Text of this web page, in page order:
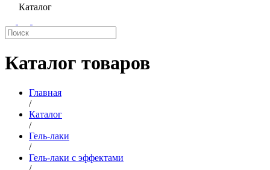
Каталог
Каталог товаров
Главная
/
Каталог
/
Гель-лаки
/
Гель-лаки с эффектами